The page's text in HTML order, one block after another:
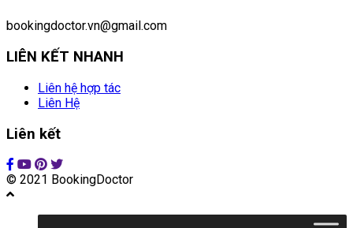
bookingdoctor.vn@gmail.com
LIÊN KẾT NHANH
Liên hệ hợp tác
Liên Hệ
Liên kết
© 2021 BookingDoctor